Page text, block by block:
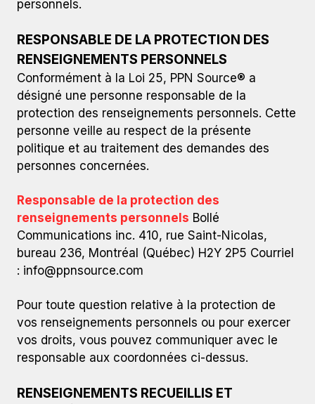
personnels.
RESPONSABLE DE LA PROTECTION DES
RENSEIGNEMENTS PERSONNELS
Conformément à la Loi 25, PPN Source® a
désigné une personne responsable de la
protection des renseignements personnels. Cette
personne veille au respect de la présente
politique et au traitement des demandes des
personnes concernées.
Responsable de la protection des
renseignements personnels Bollé
Communications inc. 410, rue Saint-Nicolas,
bureau 236, Montréal (Québec) H2Y 2P5 Courriel
: info@ppnsource.com
Pour toute question relative à la protection de
vos renseignements personnels ou pour exercer
vos droits, vous pouvez communiquer avec le
responsable aux coordonnées ci-dessus.
RENSEIGNEMENTS RECUEILLIS ET